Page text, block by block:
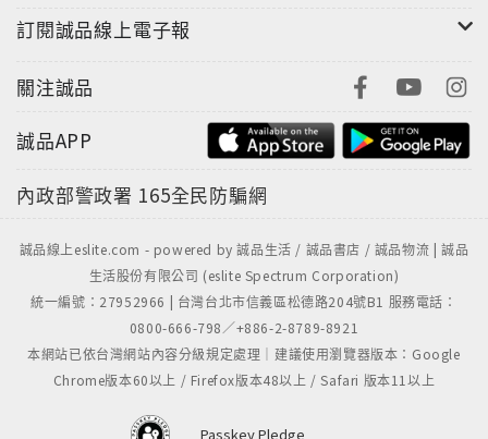
訂閱誠品線上電子報
關注誠品
誠品APP
內政部警政署 165全民防騙網
誠品線上eslite.com - powered by 誠品生活 / 誠品書店 / 誠品物流 | 誠品
生活股份有限公司 (eslite Spectrum Corporation)
統一編號：27952966 | 台灣台北市信義區松德路204號B1 服務電話：
0800-666-798／+886-2-8789-8921
本網站已依台灣網站內容分級規定處理｜建議使用瀏覽器版本：Google
Chrome版本60以上 / Firefox版本48以上 / Safari 版本11以上
Passkey Pledge